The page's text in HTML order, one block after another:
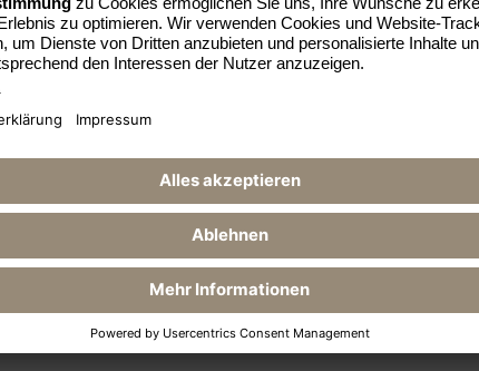
inladung an Dich - Deine Yoga-Praxis zum Einstimmen
Restaurant „Strandläufer“
Mit Energie in den Tag: Yoga und sanftes Pranayama
im Restaurant Strandläufer
Abend-Yoga [&] Meditation – Deine intensive Me-Time
im Restaurant Strandläufer